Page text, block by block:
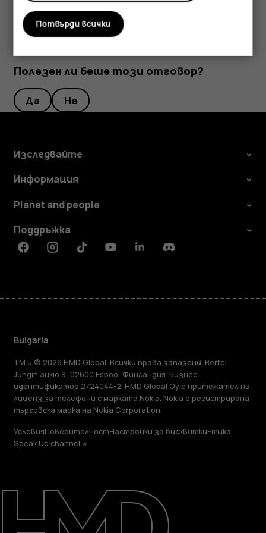
Информация
Ремонт, повторна употреба, рециклиране
Поддръжка
Полезен ли беше този отговор?
Да Не
Изследвайте
Информация
Planet and people
Поддръжка
FacebookInstagramTiktokYoutubeLinkedinDiscord
Bulgaria
TM и © 2026 HMD Global. Всички права запазени. Bertel
Jungin aukio 9, 02600 Espoo, Финландия. Бизнес
идентификатор 2724044-2. HMD Global Oy е притежател на
лиценз за телефони с марката Nokia. Nokia е регистрирана
търговска марка на Nokia Corporation.
УсловияПоверителностНастройки за бисквиткиЕтика
Speak Up channel
Потвърди всички